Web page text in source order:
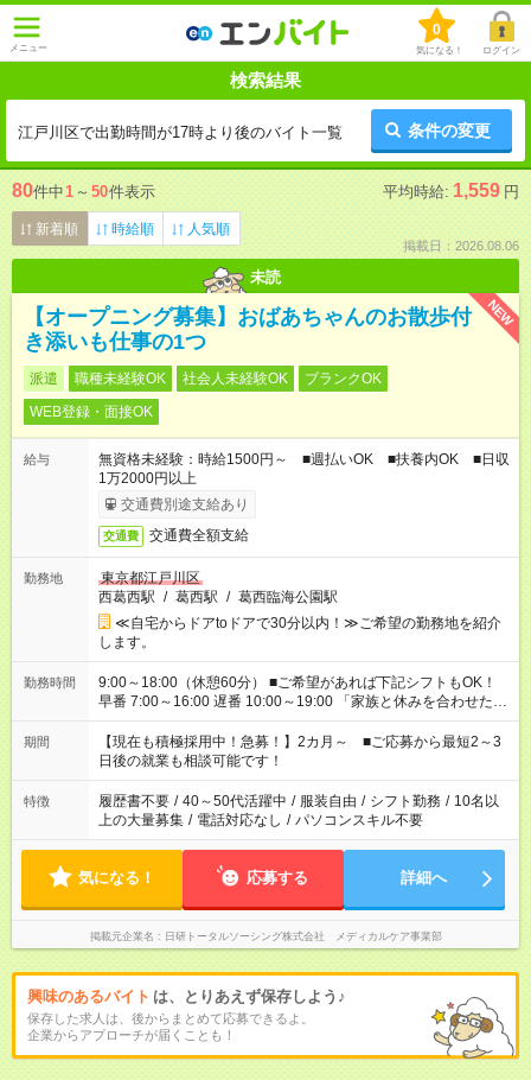
メニュー
0
気になる！ ログイン
検索結果
江戸川区で出勤時間が17時より後のバイト一覧 条件の変更
80件中1 ～ 50件表示 平均時給: 1,559 円
新着順 時給順 人気順
掲載日：2026.08.06
未読
NEW
【オープニング募集】おばあちゃんのお散歩付
き添いも仕事の1つ
派遣 職種未経験OK 社会人未経験OK
ブランクOK
WEB登録・面接OK
給与
無資格未経験：時給1500円～ ■週払いOK ■扶養内OK ■日収
1万2000円以上
交通費別途支給あり
交通費 交通費全額支給
勤務地
東京都江戸川区
西葛西駅 / 葛西駅 / 葛西臨海公園駅
≪自宅からドアtoドアで30分以内！≫ご希望の勤務地を紹介
します。
勤務時間
9:00～18:00（休憩60分） ■ご希望があれば下記シフトもOK！
早番 7:00～16:00 遅番 10:00～19:00 「家族と休みを合わせた
い」 「余裕を持って夕飯の準備がしたい」 「できれば残業はし
たくない」 など、ご希望を教えてくださいね。 ※Wワーク希望
の方へ 今ご覧のお仕事で希望する勤務時間と、もう1つのお仕事
の勤務時間。 合計で週40時間を超える場合は応募できません。
期間
【現在も積極採用中！急募！】2カ月～ ■ご応募から最短2～3
日後の就業も相談可能です！
特徴 履歴書不要 / 40～50代活躍中 / 服装自由 / シフト勤務 / 10名以
上の大量募集 / 電話対応なし / パソコンスキル不要
気になる！ 応募する 詳細へ
掲載元企業名 日研トータルソーシング株式会社 メディカルケア事業部
興味のあるバイト は、とりあえず保存しよう♪
保存した求人は、後からまとめて応募できるよ。
企業からアプローチが届くことも！